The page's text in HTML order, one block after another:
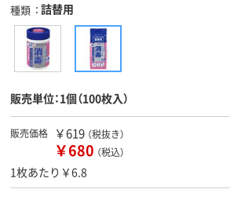
種類 詰替用
販売単位：1個（100枚入）
販売価格 ￥619 （税抜き）
￥680 （税込）
1枚あたり￥6.8